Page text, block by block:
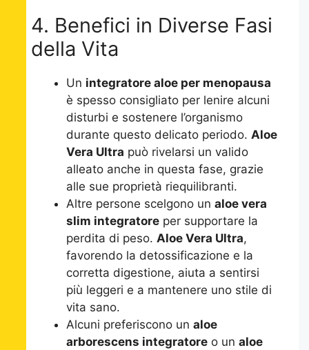
4. Benefici in Diverse Fasi
della Vita
Un integratore aloe per menopausa
è spesso consigliato per lenire alcuni
disturbi e sostenere l’organismo
durante questo delicato periodo. Aloe
Vera Ultra può rivelarsi un valido
alleato anche in questa fase, grazie
alle sue proprietà riequilibranti.
Altre persone scelgono un aloe vera
slim integratore per supportare la
perdita di peso. Aloe Vera Ultra,
favorendo la detossificazione e la
corretta digestione, aiuta a sentirsi
più leggeri e a mantenere uno stile di
vita sano.
Alcuni preferiscono un aloe
arborescens integratore o un aloe